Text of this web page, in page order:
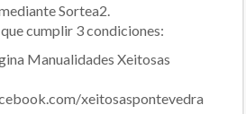
Sortea2.
cumplir 3 condiciones:
Manualidades Xeitosas
xeitosaspontevedra